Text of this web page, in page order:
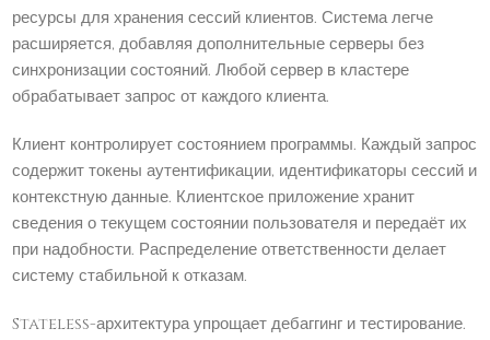
ресурсы для хранения сессий клиентов. Система легче
расширяется, добавляя дополнительные серверы без
синхронизации состояний. Любой сервер в кластере
обрабатывает запрос от каждого клиента.
Клиент контролирует состоянием программы. Каждый запрос
содержит токены аутентификации, идентификаторы сессий и
контекстную данные. Клиентское приложение хранит
сведения о текущем состоянии пользователя и передаёт их
при надобности. Распределение ответственности делает
систему стабильной к отказам.
Stateless-архитектура упрощает дебаггинг и тестирование.